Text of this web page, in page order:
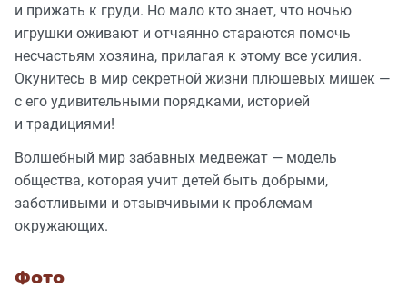
и прижать к груди. Но мало кто знает, что ночью
игрушки оживают и отчаянно стараются помочь
несчастьям хозяина, прилагая к этому все усилия.
Окунитесь в мир секретной жизни плюшевых мишек —
с его удивительными порядками, историей
и традициями!
Волшебный мир забавных медвежат — модель
общества, которая учит детей быть добрыми,
заботливыми и отзывчивыми к проблемам
окружающих.
Фото